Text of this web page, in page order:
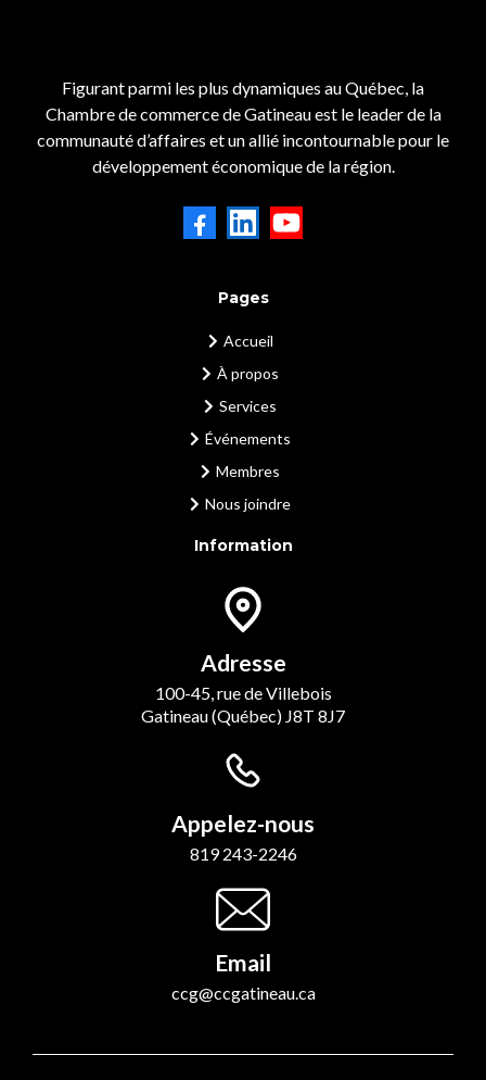
Figurant parmi les plus dynamiques au Québec, la
Chambre de commerce de Gatineau est le leader de la
communauté d’affaires et un allié incontournable pour le
développement économique de la région.
Pages
Accueil
À propos
Services
Événements
Membres
Nous joindre
Information
Adresse
100-45, rue de Villebois
Gatineau (Québec) J8T 8J7
Appelez-nous
819 243-2246
Email
ccg@ccgatineau.ca